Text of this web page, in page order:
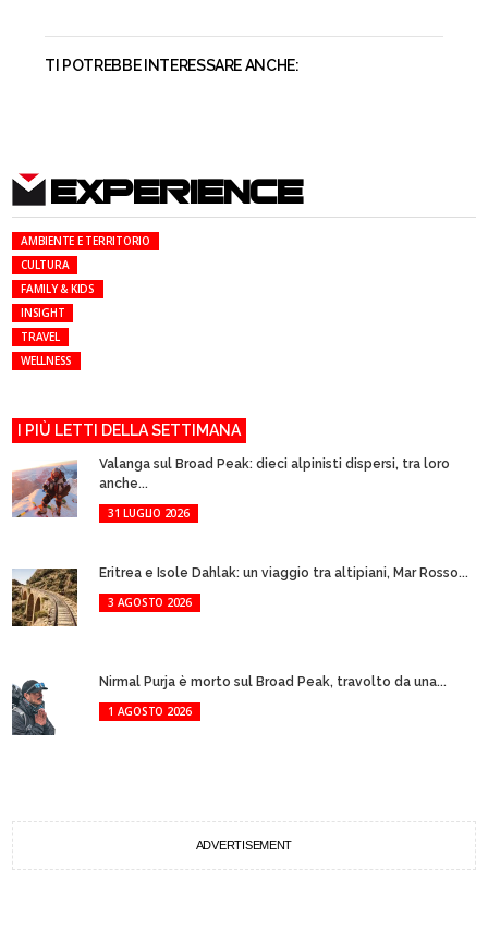
TI POTREBBE INTERESSARE ANCHE:
EXPERIENCE
AMBIENTE E TERRITORIO
CULTURA
FAMILY & KIDS
INSIGHT
TRAVEL
WELLNESS
I PIÙ LETTI DELLA SETTIMANA
Valanga sul Broad Peak: dieci alpinisti dispersi, tra loro
anche...
31 LUGLIO 2026
Eritrea e Isole Dahlak: un viaggio tra altipiani, Mar Rosso...
3 AGOSTO 2026
Nirmal Purja è morto sul Broad Peak, travolto da una...
1 AGOSTO 2026
ADVERTISEMENT